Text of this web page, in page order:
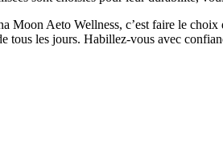
Moon Aeto Wellness, c’est faire le
tous les jours. Habillez-vous avec